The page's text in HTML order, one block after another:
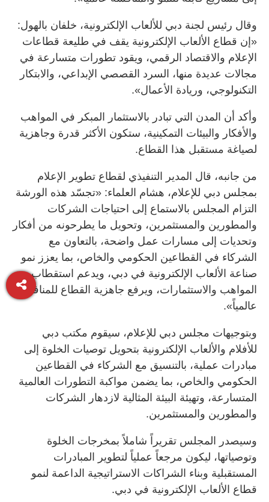
وقال رئيس لجنة دبي للألعاب الإلكترونية، خلفان بالهول:
«إن قطاع الألعاب الإلكترونية يقف في طليعة قطاعات
الإعلام والاقتصاد الرقمي، ويقود تطورات متسارعة في
مجالات عديدة منها، السرد القصصي الإبداعي، والابتكار
التكنولوجي، وريادة الأعمال».
وأكد أن المدن التي تبادر بالاستثمار المبكر في المواهب
والأفكار والبيئات التمكينية، ستكون الأكثر قدرة وجاهزية
لصياغة مستقبل هذا القطاع.
من جانبه، قال المدير التنفيذي لقطاع تطوير الإعلام
بمجلس دبي للإعلام، هشام العلماء: «تجسّد هذه الورشة
التزام المجلس بالاستماع إلى احتياجات الشركات
والمطورين والمستثمرين، وتحويل ما يطرحونه من أفكار
وتحديات إلى مسارات عمل واضحة، بالتعاون مع
الشركاء في القطاعين الحكومي والخاص، بما يعزز نمو
صناعة الألعاب الإلكترونية في دبي، ويدعم استقطاب
المواهب والاستثمارات، ويرفع جاهزية القطاع للمنافسة
عالمياً».
وبتوجيهات مجلس دبي للإعلام، سيقوم مكتب دبي
للأفلام والألعاب الإلكترونية بتحويل توصيات الخلوة إلى
مبادرات عملية، بالتنسيق مع الشركاء في القطاعين
الحكومي والخاص، بما يضمن مواكبة التطورات العالمية
المتسارعة، وتهيئة البيئة المثالية لازدهار الشركات
والمطورين والمستثمرين.
وسيصدر المجلس تقريراً شاملاً بمخرجات الخلوة
وتوصياتها، ليكون مرجعاً عملياً لتطوير المبادرات
المستقبلية وبناء الشراكات الاستراتيجية الداعمة لنمو
قطاع الألعاب الإلكترونية في دبي.